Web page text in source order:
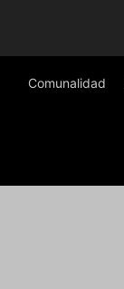
Comunalidad